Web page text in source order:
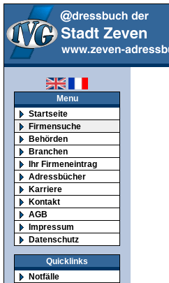
Menu
Startseite
Firmensuche
Behörden
Branchen
Ihr Firmeneintrag
Adressbücher
Karriere
Kontakt
AGB
Impressum
Datenschutz
Quicklinks
Notfälle